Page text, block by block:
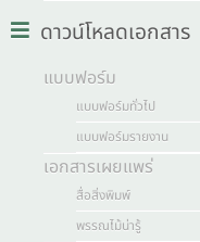
ดาวน์โหลดเอกสาร
แบบฟอร์ม
แบบฟอร์มทั่วไป
แบบฟอร์มรายงาน
เอกสารเผยแพร่
สื่อสิ่งพิมพ์
พรรณไม้น่ารู้